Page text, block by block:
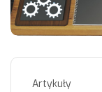
Artykuły